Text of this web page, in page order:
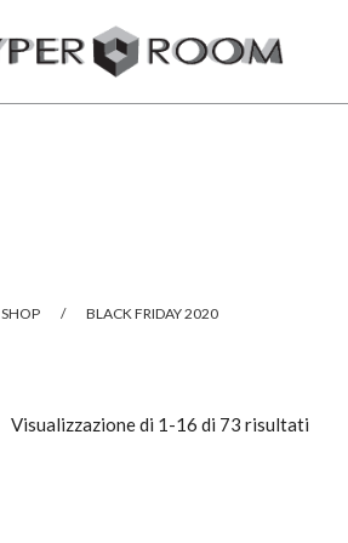
SHOP / BLACK FRIDAY 2020
Visualizzazione di 1-16 di 73 risultati